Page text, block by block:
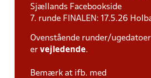
Sjællands Facebookside
7. runde FINALEN: 17.5.26
Ovenstående runder/ugedatoer
er vejledende.
Bemærk at ifb. med